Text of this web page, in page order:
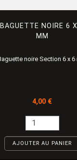
BAGUETTE NOIRE 6
MM
noire Section 6 x 6
Prix
4,00 €
AJOUTER AU PANIER